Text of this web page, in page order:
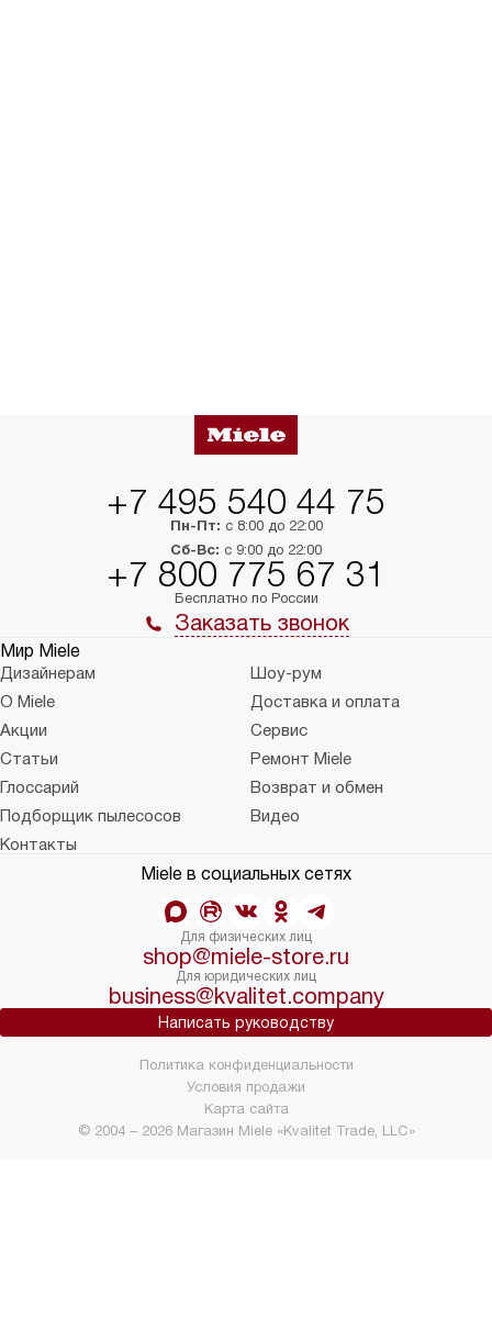
+7 495 540 44 75
Пн-Пт: с 8:00 до 22:00
Сб-Вс: с 9:00 до 22:00
+7 800 775 67 31
Бесплатно по России
Заказать звонок
Мир Miele
Дизайнерам
Шоу-рум
О Miele
Доставка и оплата
Акции
Сервис
Статьи
Ремонт Miele
Глоссарий
Возврат и обмен
Подборщик пылесосов
Видео
Контакты
Miele в социальных сетях
Для физических лиц
shop@miele-store.ru
Для юридических лиц
business@kvalitet.company
Написать руководству
© 2004 – 2026 Магазин Miele «Kvalitet Trade, LLC»
Политика конфиденциальности
Условия продажи
Карта сайта